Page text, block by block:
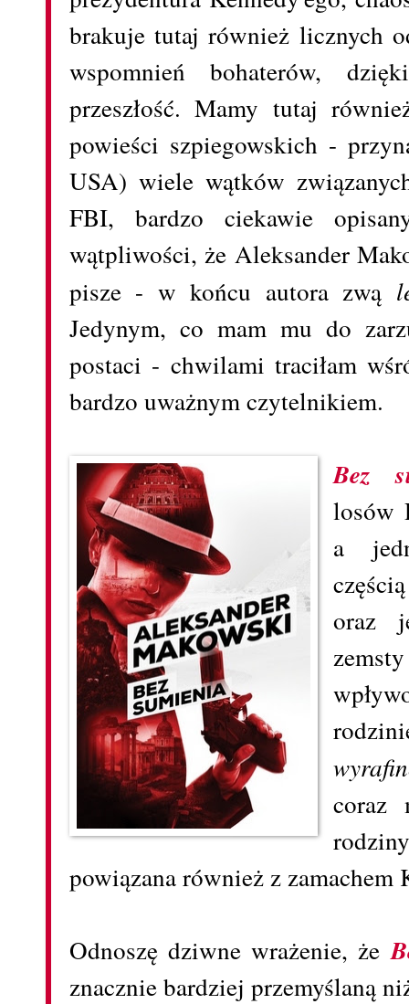
brakuje tutaj również licznych
wspomnień bohaterów,
przeszłość. Mamy tutaj
powieści szpiegowskich -
USA) wiele wątków
FBI, bardzo ciekawie
wątpliwości, że Aleksander
pisze - w końcu autora zwą
Jedynym, co mam mu do
postaci - chwilami traciłam
bardzo uważnym czytelnikiem.
Bez
losów
a
oraz
coraz
powiązana również z zamachem
Odnoszę dziwne wrażenie, że
znacznie bardziej przemyślaną